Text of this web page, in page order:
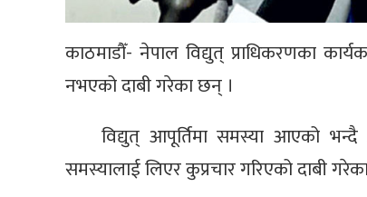
काठमाडौँ- नेपाल विद्युत् प्राधिकरणका
नभएको दाबी गरेका छन् ।
विद्युत् आपूर्तिमा समस्या आएको
समस्यालाई लिएर कुप्रचार गरिएको दाबी